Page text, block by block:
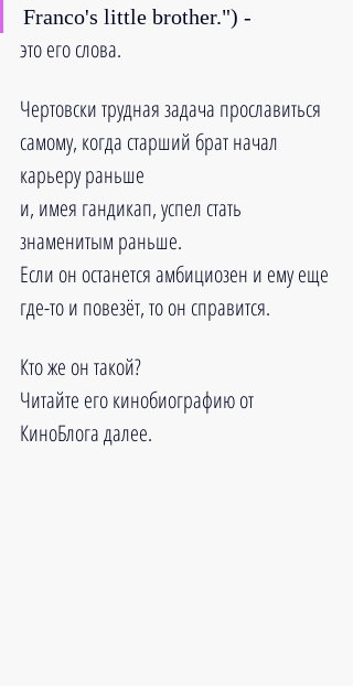
Franco's little brother.") -
это его слова.
Чертовски трудная задача прославиться
самому, когда старший брат начал
карьеру раньше
и, имея гандикап, успел стать
знаменитым раньше.
Если он останется амбициозен и ему еще
где-то и повезёт, то он справится.
Кто же он такой?
Читайте его кинобиографию от
КиноБлога далее.